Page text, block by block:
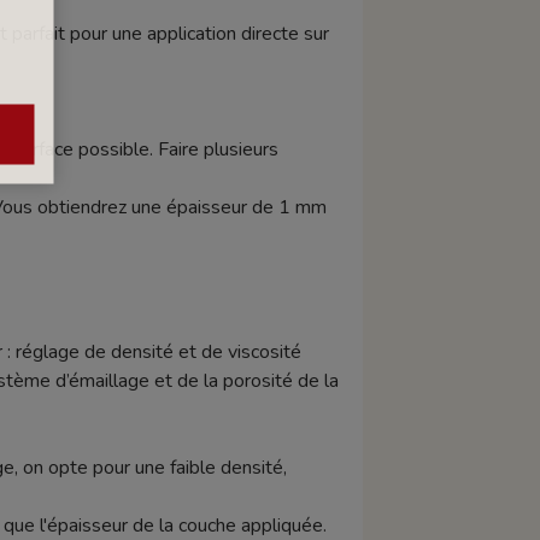
pour une application directe sur
surface possible. Faire plusieurs
obtiendrez une épaisseur de 1 mm
: réglage de densité et de viscosité
d’émaillage et de la porosité de la
on opte pour une faible densité,
l'épaisseur de la couche appliquée.